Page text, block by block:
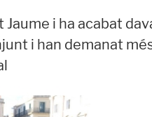
i ha acabat
i han demanat